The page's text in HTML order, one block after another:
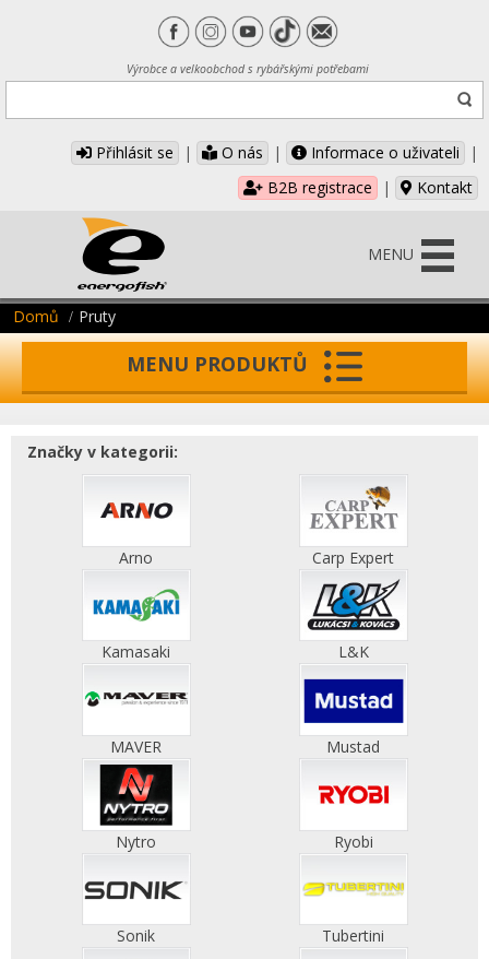
Výrobce a velkoobchod s rybářskými potřebami
Přihlásit se | O nás | Informace o uživateli
|
B2B registrace
| Kontakt
MENU
Domů Pruty
MENU PRODUKTŮ
Značky v kategorii:
Arno Carp Expert
Kamasaki L&K
MAVER Mustad
Nytro Ryobi
Sonik Tubertini